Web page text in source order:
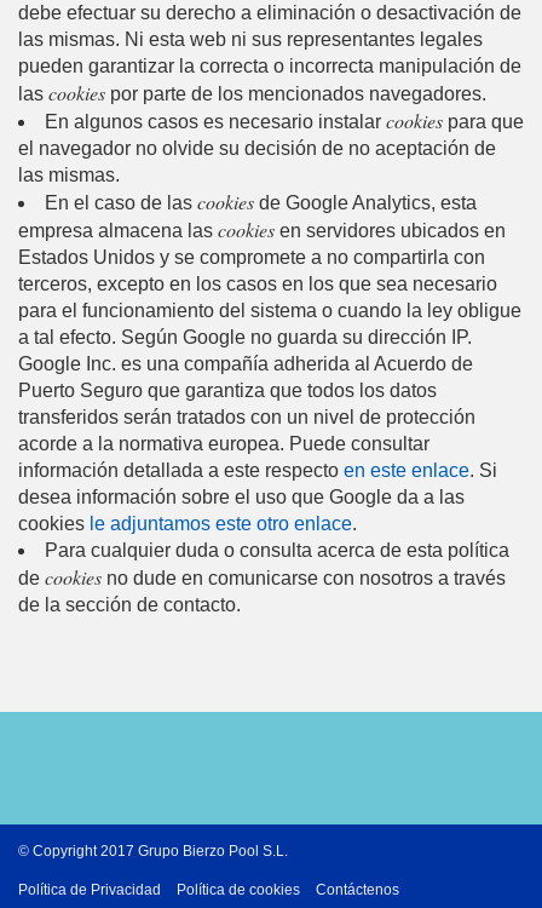
debe efectuar su derecho a eliminación o desactivación de
las mismas. Ni esta web ni sus representantes legales
pueden garantizar la correcta o incorrecta manipulación de
las cookies por parte de los mencionados navegadores.
En algunos casos es necesario instalar cookies para que
el navegador no olvide su decisión de no aceptación de
las mismas.
En el caso de las cookies de Google Analytics, esta
empresa almacena las cookies en servidores ubicados en
Estados Unidos y se compromete a no compartirla con
terceros, excepto en los casos en los que sea necesario
para el funcionamiento del sistema o cuando la ley obligue
a tal efecto. Según Google no guarda su dirección IP.
Google Inc. es una compañía adherida al Acuerdo de
Puerto Seguro que garantiza que todos los datos
transferidos serán tratados con un nivel de protección
acorde a la normativa europea. Puede consultar
información detallada a este respecto en este enlace. Si
desea información sobre el uso que Google da a las
cookies le adjuntamos este otro enlace.
Para cualquier duda o consulta acerca de esta política
de cookies no dude en comunicarse con nosotros a través
de la sección de contacto.
© Copyright 2017 Grupo Bierzo Pool S.L.
Política de Privacidad Política de cookies Contáctenos